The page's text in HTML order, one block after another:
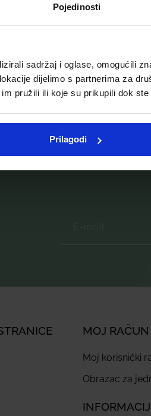
Pojedinosti
sadržaj i oglase, omogućili
dijelimo s partnerima za
pružili ili koje su prikupili dok
Prilagodi
Dodaj u listu želja
MOJ RAČUN
Moj korisnički
Obrazac za